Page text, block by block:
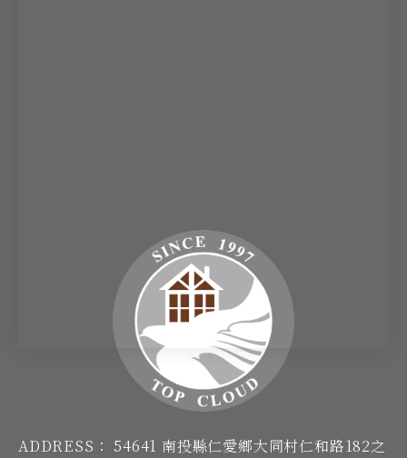
ADDRESS： 54641 南投縣仁愛鄉大同村仁和路182之